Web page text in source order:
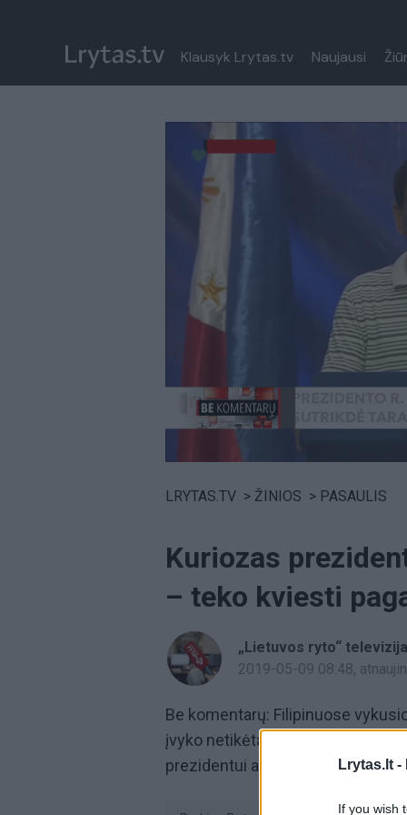
Lrytas.lt -
If you wish
Klausyk Lrytas.tv Naujausi
Paremkite Ukrainą
LRYTAS.TV > ŽINIOS > PASAULIS
Kuriozas
– teko kviesti
„Lietuvos ryto“ televizija
2019-05-09 08:48,
Be komentarų: Filipinuose
įvyko netikėtas kuriozas. Kalbos
prezidentui atskubėjo asistentė.